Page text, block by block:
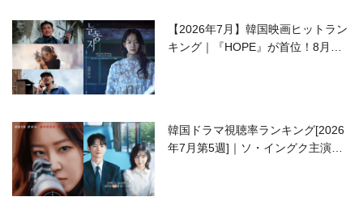
【2026年7月】韓国映画ヒットラン
キング｜『HOPE』が首位！8月公
韓国ドラマ視聴率ランキング[2026
年7月第5週]｜ソ・イングク主演の